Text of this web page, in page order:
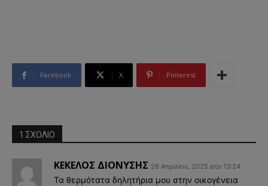
Facebook X Pinterest
1 ΣΧΟΛΙΟ
ΚΕΚΕΛΟΣ ΔΙΟΝΥΣΗΣ 26 Απριλίου, 2025 στο 13:24
Τα θερμότατα δηλητήρια μου στην οικογένεια